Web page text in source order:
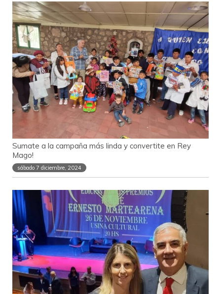
Sumate a la campaña más linda y convertite en Rey
Mago!
sábado 7 diciembre, 2024